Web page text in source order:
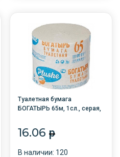
Туалетная бумага
БОГАТЫРЬ 65м, 1сл., серая,
16.06p
В наличии: 120